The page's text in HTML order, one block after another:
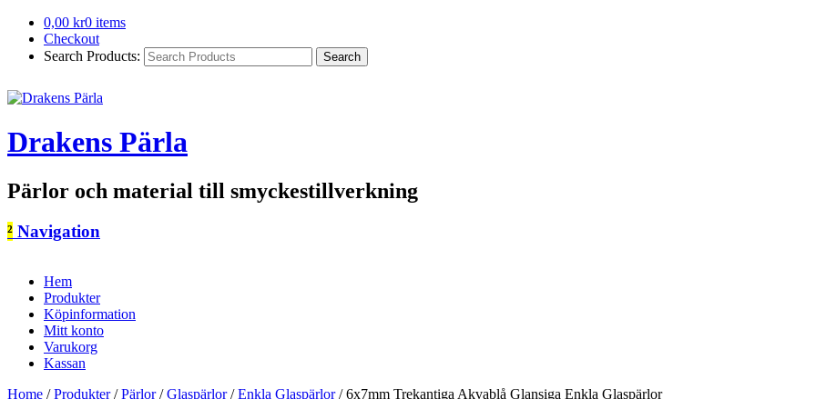
0,00 kr0 items
Checkout
Search Products:
Drakens Pärla
Pärlor och material till smyckestillverkning
² Navigation
Hem
Produkter
Köpinformation
Mitt konto
Varukorg
Kassan
Home / Produkter / Pärlor / Glaspärlor / Enkla Glaspärlor / 6x7mm Trekantiga Akvablå Glansiga Enkla Glaspärlor